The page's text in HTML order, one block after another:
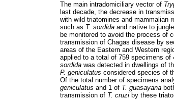
The main intradomiciliary vector of
last decade, the decrease in
with wild triatomines and mammalian
such as T. sordida and native to
be monitored to avoid the process of
transmission of Chagas disease by
areas of the Eastern and Western
applied to a total of 759 specimens
sordida was detected in dwellings of
P. geniculatus considered species of
Of the total number of specimens
geniculatus and 1 of T. guasayana
transmission of T. cruzi by these